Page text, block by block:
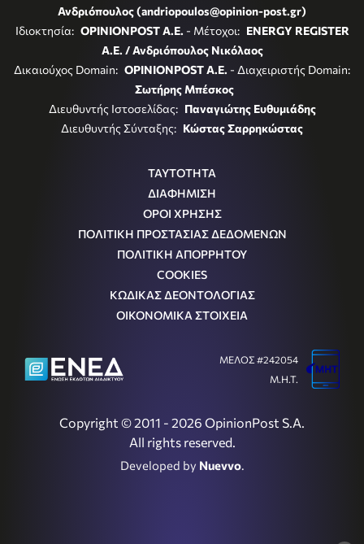
Ανδριόπουλος (andriopoulos@opinion-post.gr)
Ιδιοκτησία: OPINIONPOST A.E. - Μέτοχοι: ENERGY REGISTER
Α.Ε. / Ανδριόπουλος Νικόλαος
Δικαιούχος Domain: OPINIONPOST A.E. - Διαχειριστής Domain:
Σωτήρης Μπέσκος
Διευθυντής Ιστοσελίδας: Παναγιώτης Ευθυμιάδης
Διευθυντής Σύνταξης: Κώστας Σαρρηκώστας
ΤΑΥΤΟΤΗΤΑ
ΔΙΑΦΗΜΙΣΗ
ΟΡΟΙ ΧΡΗΣΗΣ
ΠΟΛΙΤΙΚΗ ΠΡΟΣΤΑΣΙΑΣ ΔΕΔΟΜΕΝΩΝ
ΠΟΛΙΤΙΚΗ ΑΠΟΡΡΗΤΟΥ
COOKIES
ΚΩΔΙΚΑΣ ΔΕΟΝΤΟΛΟΓΙΑΣ
ΟΙΚΟΝΟΜΙΚΑ ΣΤΟΙΧΕΙΑ
Copyright © 2011 - 2026 OpinionPost S.A.
All rights reserved.
Developed by Nuevvo.
ΜΕΛΟΣ #242054
Μ.Η.Τ.